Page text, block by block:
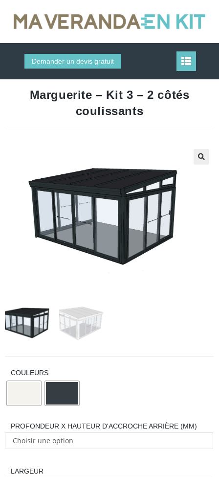
Demander un devis gratuit
Marguerite – Kit 3 – 2 côtés
coulissants
COULEURS
PROFONDEUR X HAUTEUR D'ACCROCHE ARRIÈRE (MM)
Choisir une option
LARGEUR